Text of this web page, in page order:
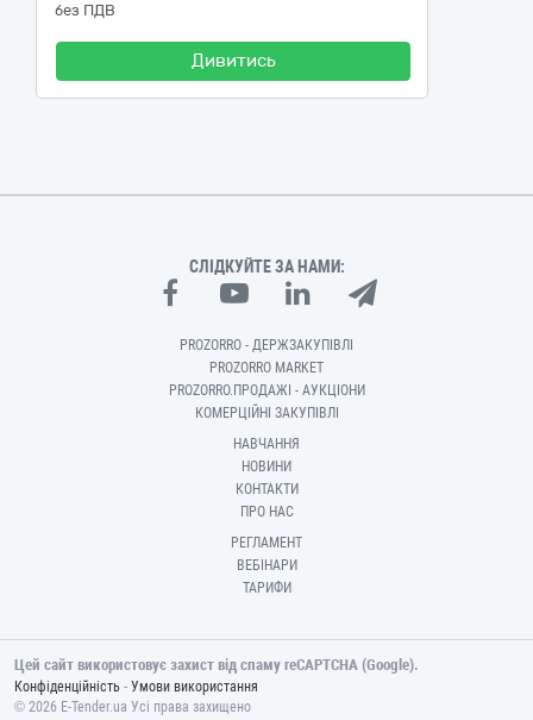
без ПДВ
Дивитись
СЛІДКУЙТЕ ЗА НАМИ:
PROZORRO - ДЕРЖЗАКУПІВЛІ
PROZORRO MARKET
PROZORRO.ПРОДАЖІ - АУКЦІОНИ
КОМЕРЦІЙНІ ЗАКУПІВЛІ
НАВЧАННЯ
НОВИНИ
КОНТАКТИ
ПРО НАС
РЕГЛАМЕНТ
ВЕБІНАРИ
ТАРИФИ
Цей сайт використовує захист від спаму reCAPTCHA (Google).
Конфіденційність - Умови використання
© 2026 E-Tender.ua Усі права захищено